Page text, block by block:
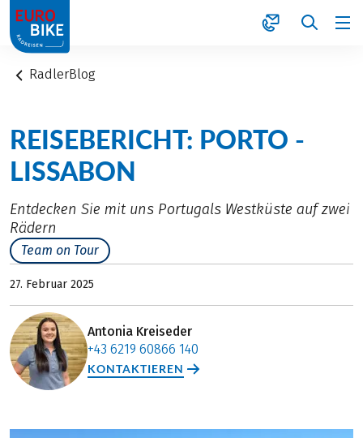
1
RadlerBlog
REISEBERICHT: PORTO -
LISSABON
Entdecken Sie mit uns Portugals Westküste auf zwei
Rädern
Team on Tour
27. Februar 2025
Antonia Kreiseder
+43 6219 60866 140
KONTAKTIEREN